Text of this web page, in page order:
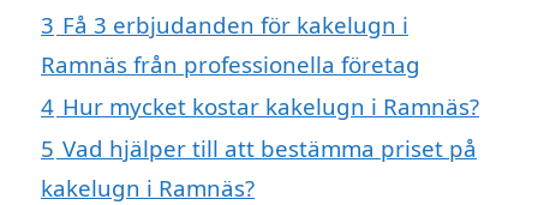
3 Få 3 erbjudanden för kakelugn i
Ramnäs från professionella företag
4 Hur mycket kostar kakelugn i Ramnäs?
5 Vad hjälper till att bestämma priset på
kakelugn i Ramnäs?